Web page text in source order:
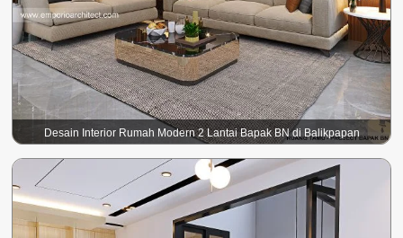
Desain Interior Rumah Modern 2 Lantai Bapak BN di Balikpapan